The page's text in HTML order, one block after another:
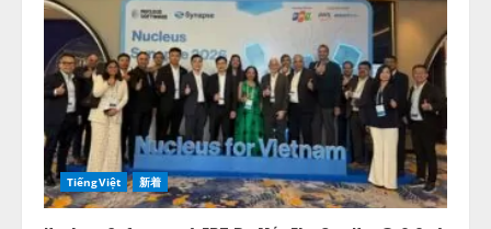
TiếngViệt 新着
2
lmessage、MCP接続機能を強化
し、AIから設定操作できる機能を
拡充
2026/08/07/13:53:50
【2026年企業のAI導入・活用に関
する調査】AIを組織として導入で